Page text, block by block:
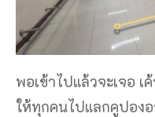
พอเข้าไปแล้วจะเจอ
ให้ทุกคนไปแลกคูปอง